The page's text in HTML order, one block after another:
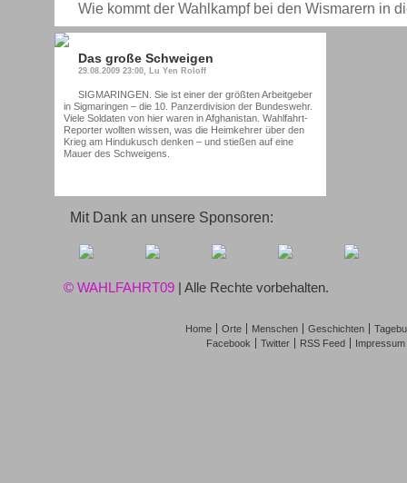
Wie kommt der Wahlkampf bei den Wismarern in
Das große Schweigen
29.08.2009 23:00, Lu Yen Roloff
SIGMARINGEN. Sie ist einer der größten Arbeitgeber
in Sigmaringen – die 10. Panzerdivision der Bundeswehr.
Viele Soldaten von hier waren in Afghanistan. Wahlfahrt-
Reporter wollten wissen, was die Heimkehrer über den
Krieg am Hindukusch denken – und stießen auf eine
Mauer des Schweigens.
Mit Dank an unsere Sponsoren:
© WAHLFAHRT09 | Alle Rechte vorbehalten.
Home Orte Menschen Geschichten
Facebook
Twitter RSS Feed Impressum